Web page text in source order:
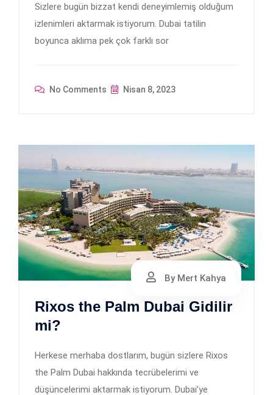
Sizlere bugün bizzat kendi deneyimlemiş olduğum
izlenimleri aktarmak istiyorum. Dubai tatilin
boyunca aklıma pek çok farklı sor
No Comments Nisan 8, 2023
By Mert Kahya
Rixos the Palm Dubai Gidilir
mi?
Herkese merhaba dostlarım, bugün sizlere Rixos
the Palm Dubai hakkında tecrübelerimi ve
düşüncelerimi aktarmak istiyorum. Dubai’ye